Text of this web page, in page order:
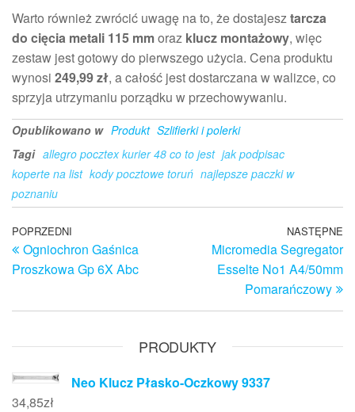
Warto również zwrócić uwagę na to, że dostajesztarcza
do cięcia metali 115 mmoraz klucz montażowy, więc
zestaw jest gotowy do pierwszego użycia. Cena produktu
wynosi 249,99 zł, a całość jest dostarczana w walizce, co
sprzyja utrzymaniu porządku w przechowywaniu.
Opublikowano w Produkt Szlifierki i polerki
Tagi allegro pocztex kurier 48 co to jest jak podpisac
koperte na list kody pocztowe toruń najlepsze paczki w
poznaniu
Nawigacja
wpisu
Poprzedni
wpis
POPRZEDNI
Ogniochron Gaśnica
Proszkowa Gp 6X Abc
NASTĘPNE
Micromedia Segregator
Esselte No1 A4/50mm
Pomarańczowy
PRODUKTY
Neo Klucz Płasko-Oczkowy 9337
34,85zł